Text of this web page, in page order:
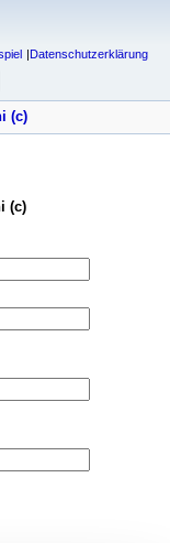
Datenschutzerklärung
(c)
(c)